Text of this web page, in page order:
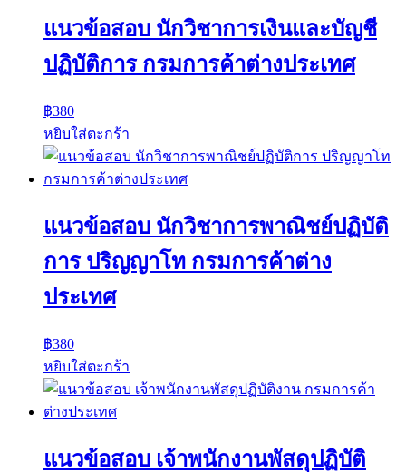
แนวข้อสอบ นักวิชาการเงินและบัญชี
ปฏิบัติการ กรมการค้าต่างประเทศ
฿380
หยิบใส่ตะกร้า
แนวข้อสอบ นักวิชาการพาณิชย์ปฏิบัติ
การ ปริญญาโท กรมการค้าต่าง
ประเทศ
฿380
หยิบใส่ตะกร้า
แนวข้อสอบ เจ้าพนักงานพัสดุปฏิบัติ